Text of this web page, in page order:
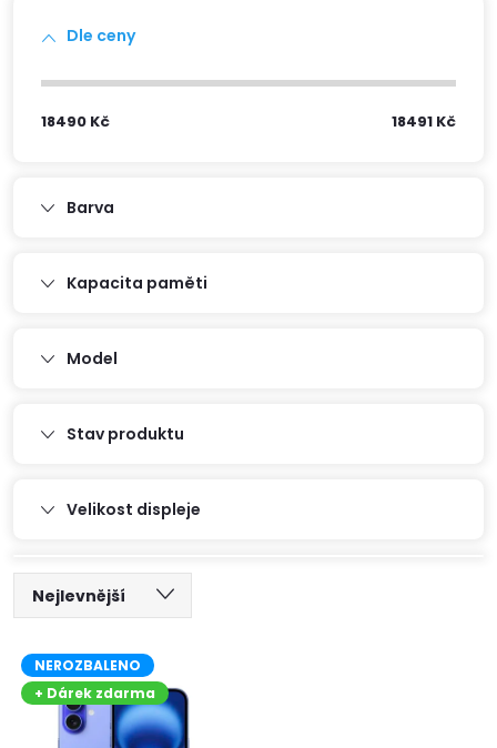
Dle ceny
18490 Kč 18491 Kč
Barva
Kapacita paměti
Model
Stav produktu
Velikost displeje
Ř
a
z
Nejlevnější
Nejprodávanější
Abecedně
V
ý
NEROZBALENO
+ Dárek zdarma